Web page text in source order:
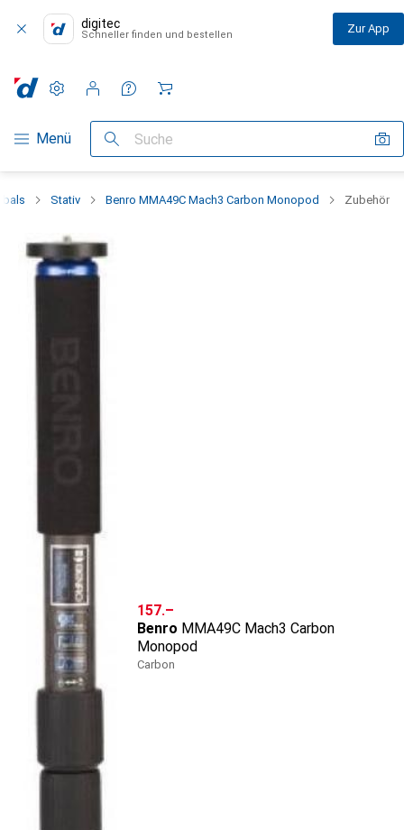
digitec
Schneller finden und bestellen Zur App
Navigation nach Kategorien
Menü Suche
Einstellungen
Kundenkonto
Vergleichslisten
Merklisten
Warenkorb
Stativ Benro MMA49C Mach3 Carbon Monopod Zubehör
CHF
157.–
Benro MMA49C Mach3 Carbon
Monopod
Carbon